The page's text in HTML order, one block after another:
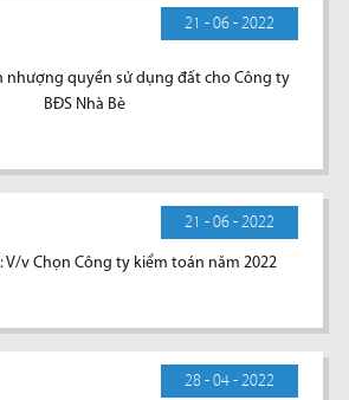
21 - 06 - 2022
nhượng quyền sử dụng đất cho Công ty
BĐS Nhà Bè
21 - 06 - 2022
V/v Chọn Công ty kiểm toán năm 2022
28 - 04 - 2022